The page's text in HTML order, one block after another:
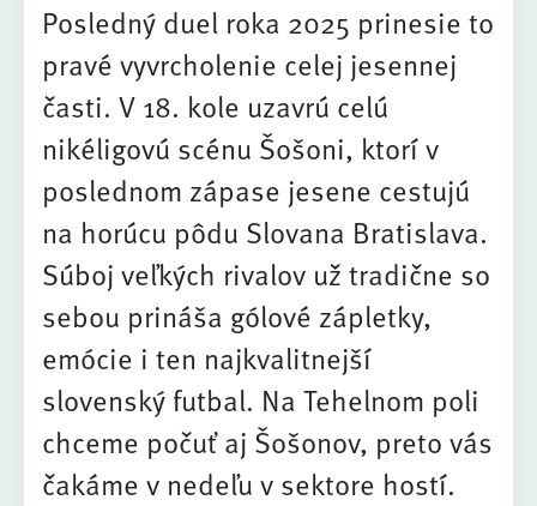
Posledný duel roka 2025 prinesie to
pravé vyvrcholenie celej jesennej
časti. V 18. kole uzavrú celú
nikéligovú scénu Šošoni, ktorí v
poslednom zápase jesene cestujú
na horúcu pôdu Slovana Bratislava.
Súboj veľkých rivalov už tradične so
sebou prináša gólové zápletky,
emócie i ten najkvalitnejší
slovenský futbal. Na Tehelnom poli
chceme počuť aj Šošonov, preto vás
čakáme v nedeľu v sektore hostí.